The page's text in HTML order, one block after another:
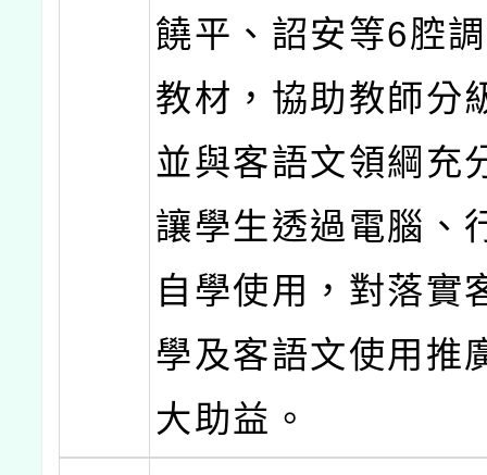
饒平、詔安等6腔
教材，協助教師分
並與客語文領綱充
讓學生透過電腦、
自學使用，對落實
學及客語文使用推
大助益。